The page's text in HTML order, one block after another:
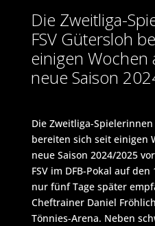
Die Zweitliga-
FSV Gütersloh
einigen Wochen
neue Saison
Die Zweitliga-Spielerinnen
bereiten sich seit einigen
neue Saison 2024/2025
FSV im DFB-Pokal auf
nur fünf Tage später
Cheftrainer Daniel
Tönnies-Arena. Neben